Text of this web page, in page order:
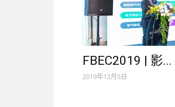
FBEC2019 | 影...
2019年12月5日